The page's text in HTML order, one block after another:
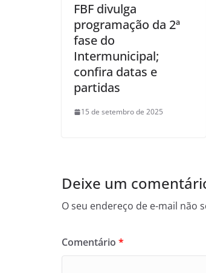
FBF divulga
programação da 2ª
fase do
Intermunicipal;
confira datas e
partidas
15 de setembro de 2025
Deixe um
O seu endereço de e-mail não
Comentário *